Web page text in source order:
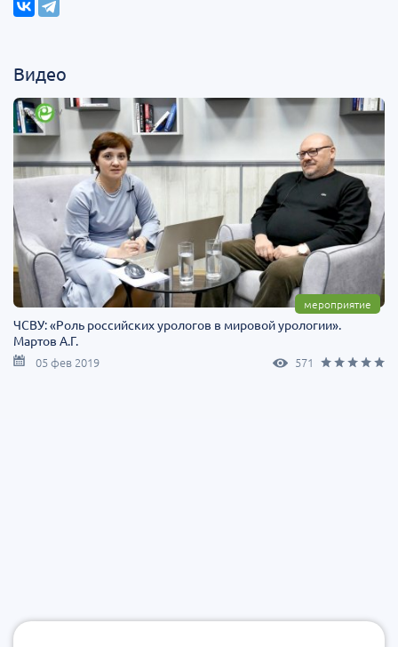
Видео
мероприятие
ЧСВУ: «Роль российских урологов в мировой урологии».
Мартов А.Г.
05 фев 2019 571